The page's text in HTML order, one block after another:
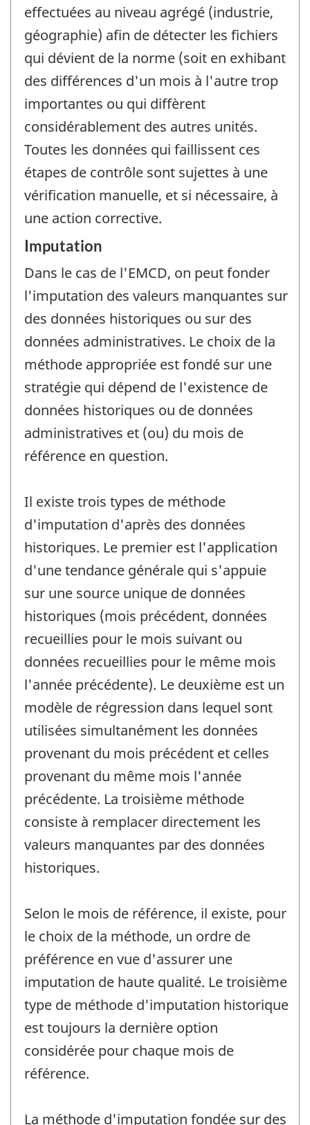
effectuées au niveau agrégé (industrie,
géographie) afin de détecter les fichiers
qui dévient de la norme (soit en exhibant
des différences d'un mois à l'autre trop
importantes ou qui diffèrent
considérablement des autres unités.
Toutes les données qui faillissent ces
étapes de contrôle sont sujettes à une
vérification manuelle, et si nécessaire, à
une action corrective.
Imputation
Dans le cas de l'EMCD, on peut fonder
l'imputation des valeurs manquantes sur
des données historiques ou sur des
données administratives. Le choix de la
méthode appropriée est fondé sur une
stratégie qui dépend de l'existence de
données historiques ou de données
administratives et (ou) du mois de
référence en question.
Il existe trois types de méthode
d'imputation d'après des données
historiques. Le premier est l'application
d'une tendance générale qui s'appuie
sur une source unique de données
historiques (mois précédent, données
recueillies pour le mois suivant ou
données recueillies pour le même mois
l'année précédente). Le deuxième est un
modèle de régression dans lequel sont
utilisées simultanément les données
provenant du mois précédent et celles
provenant du même mois l'année
précédente. La troisième méthode
consiste à remplacer directement les
valeurs manquantes par des données
historiques.
Selon le mois de référence, il existe, pour
le choix de la méthode, un ordre de
préférence en vue d'assurer une
imputation de haute qualité. Le troisième
type de méthode d'imputation historique
est toujours la dernière option
considérée pour chaque mois de
référence.
La méthode d'imputation fondée sur des